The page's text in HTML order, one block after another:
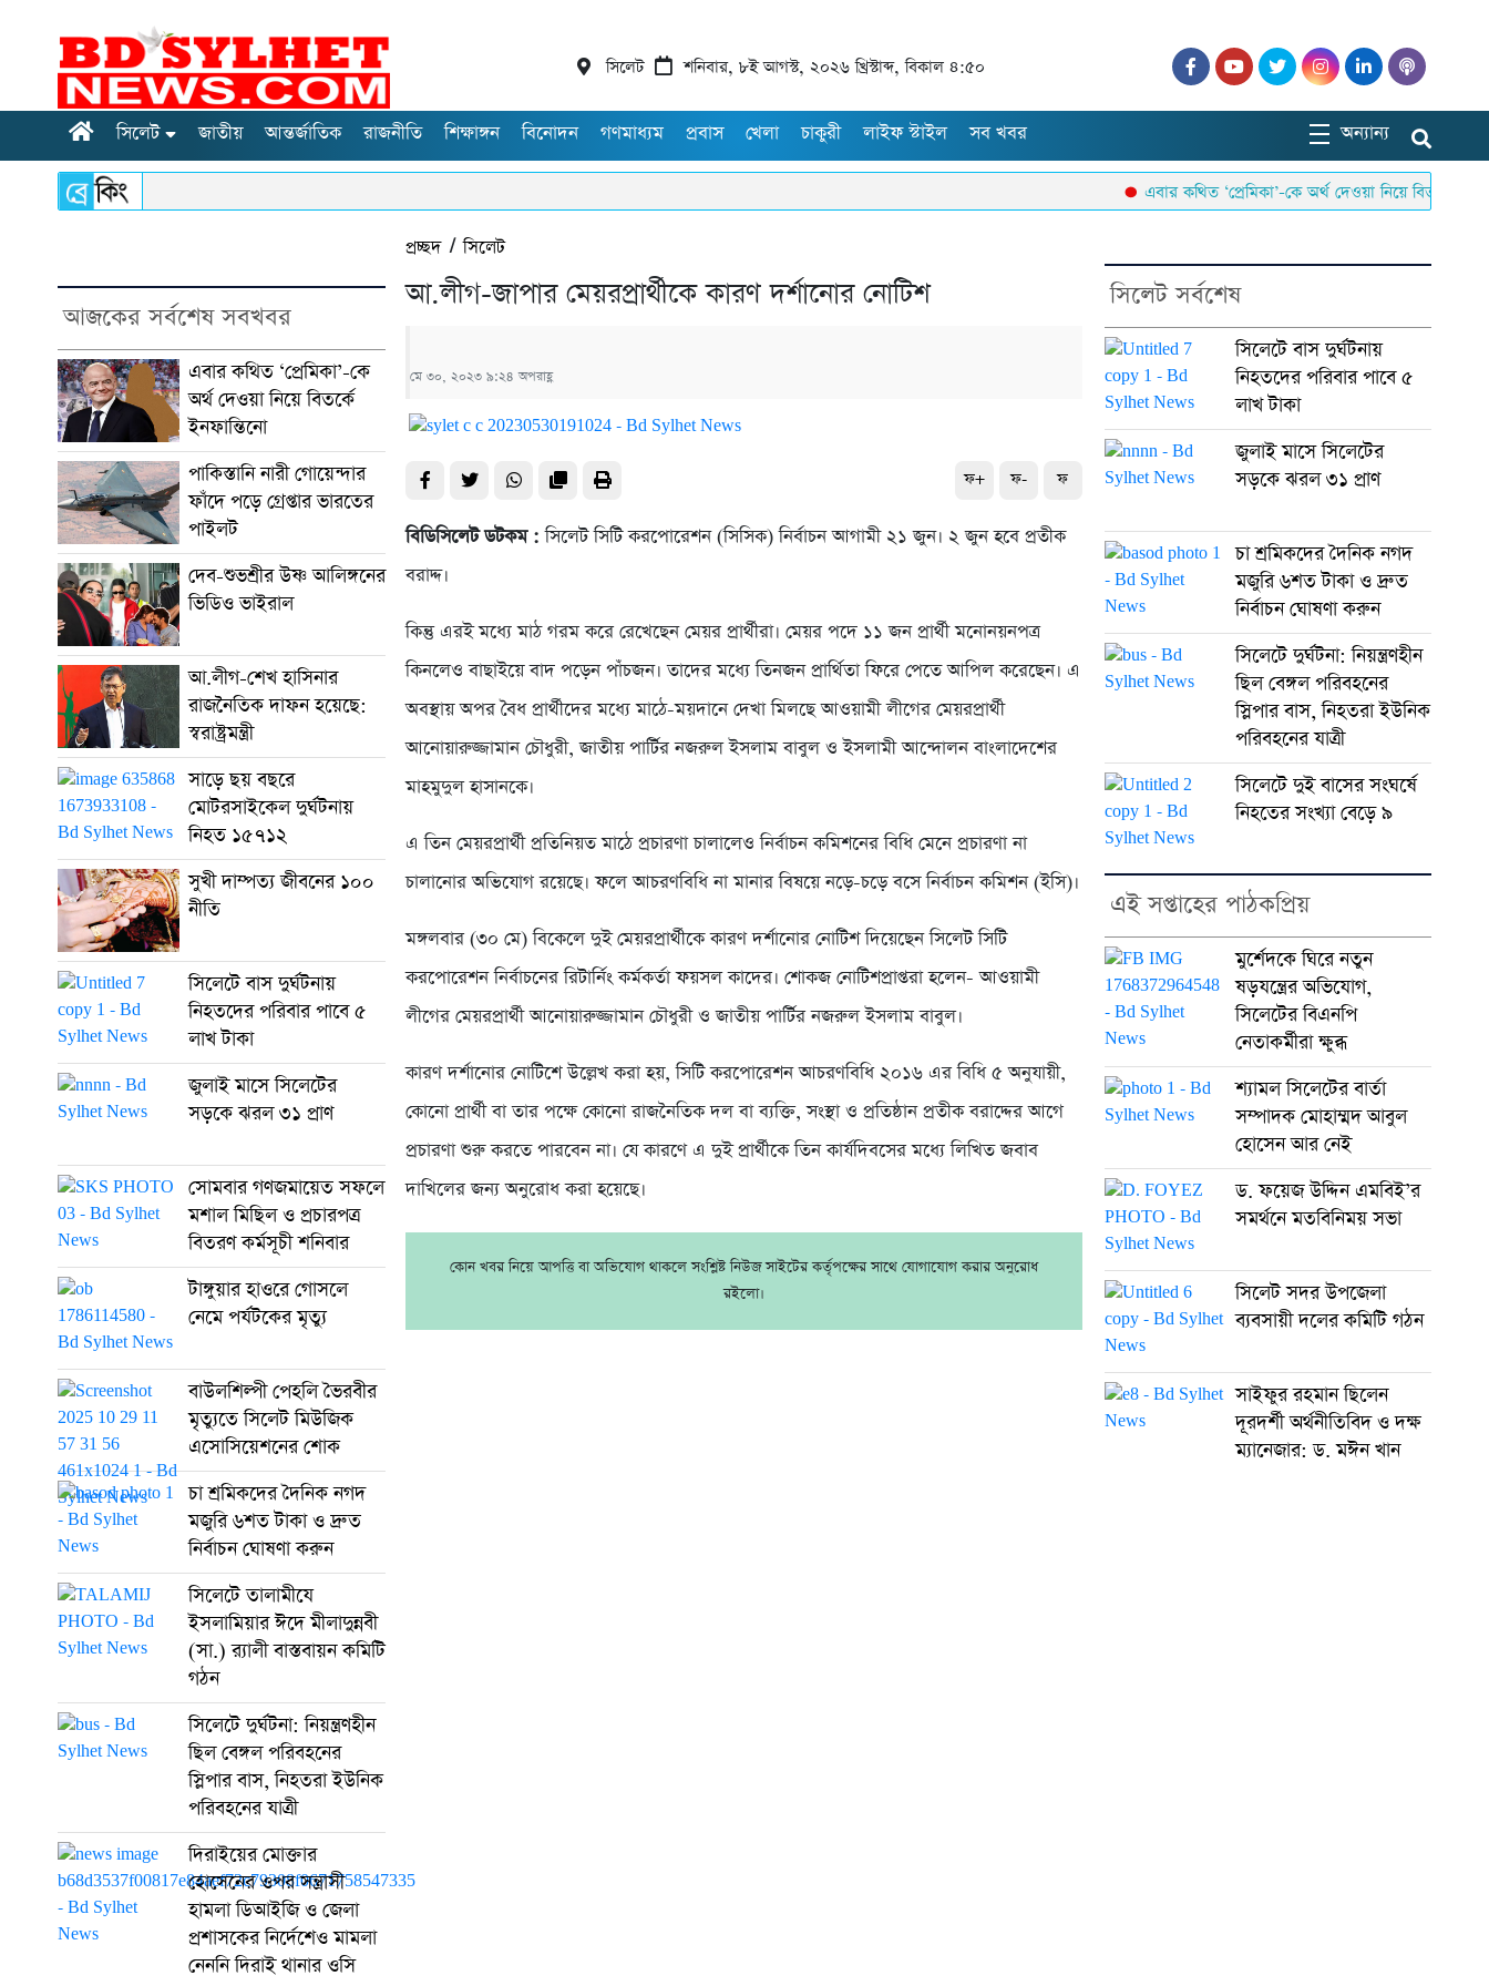
সিলেট শনিবার, ৮ই আগস্ট, ২০২৬ খ্রিস্টাব্দ, বিকাল ৪:৫০
সিলেট জাতীয় আন্তর্জাতিক রাজনীতি শিক্ষাঙ্গন বিনোদন গণমাধ্যম প্রবাস খেলা চাকুরী লাইফ স্টাইল সব খবর অন্যান্য
এবার কথিত ‘প্রেমিকা’-কে অর্থ দেওয়া নিয়ে বিতর্কে
আজকের সর্বশেষ সবখবর
এবার কথিত ‘প্রেমিকা’-কে
অর্থ দেওয়া নিয়ে বিতর্কে
ইনফান্তিনো
পাকিস্তানি নারী গোয়েন্দার
ফাঁদে পড়ে গ্রেপ্তার ভারতের
পাইলট
দেব-শুভশ্রীর উষ্ণ আলিঙ্গনের
ভিডিও ভাইরাল
আ.লীগ-শেখ হাসিনার
রাজনৈতিক দাফন হয়েছে:
স্বরাষ্ট্রমন্ত্রী
সাড়ে ছয় বছরে
মোটরসাইকেল দুর্ঘটনায়
নিহত ১৫৭১২
সুখী দাম্পত্য জীবনের ১০০
নীতি
সিলেটে বাস দুর্ঘটনায়
নিহতদের পরিবার পাবে ৫
লাখ টাকা
জুলাই মাসে সিলেটের
সড়কে ঝরল ৩১ প্রাণ
সোমবার গণজমায়েত সফলে
মশাল মিছিল ও প্রচারপত্র
বিতরণ কর্মসূচী শনিবার
টাঙ্গুয়ার হাওরে গোসলে
নেমে পর্যটকের মৃত্যু
বাউলশিল্পী পেহলি ভৈরবীর
মৃত্যুতে সিলেট মিউজিক
এসোসিয়েশনের শোক
চা শ্রমিকদের দৈনিক নগদ
মজুরি ৬শত টাকা ও দ্রুত
নির্বাচন ঘোষণা করুন
সিলেটে তালামীযে
ইসলামিয়ার ঈদে মীলাদুন্নবী
(সা.) র‌্যালী বাস্তবায়ন কমিটি
গঠন
সিলেটে দুর্ঘটনা: নিয়ন্ত্রণহীন
ছিল বেঙ্গল পরিবহনের
স্লিপার বাস, নিহতরা ইউনিক
পরিবহনের যাত্রী
দিরাইয়ের মোক্তার
হোসেনের ওপর সন্ত্রাসী
হামলা ডিআইজি ও জেলা
প্রশাসকের নির্দেশেও মামলা
নেননি দিরাই থানার ওসি
প্রচ্ছদ/সিলেট
আ.লীগ-জাপার মেয়রপ্রার্থীকে কারণ দর্শানোর নোটিশ
মে ৩০, ২০২৩ ৯:২৪ অপরাহ্ণ
ফ+ ফ- ফ
বিডিসিলেট ডটকম : সিলেট সিটি করপোরেশন (সিসিক) নির্বাচন আগামী ২১ জুন। ২ জুন হবে প্রতীক
বরাদ্দ।
কিন্তু এরই মধ্যে মাঠ গরম করে রেখেছেন মেয়র প্রার্থীরা। মেয়র পদে ১১ জন প্রার্থী মনোনয়নপত্র
কিনলেও বাছাইয়ে বাদ পড়েন পাঁচজন। তাদের মধ্যে তিনজন প্রার্থিতা ফিরে পেতে আপিল করেছেন। এ
অবস্থায় অপর বৈধ প্রার্থীদের মধ্যে মাঠে-ময়দানে দেখা মিলছে আওয়ামী লীগের মেয়রপ্রার্থী
আনোয়ারুজ্জামান চৌধুরী, জাতীয় পার্টির নজরুল ইসলাম বাবুল ও ইসলামী আন্দোলন বাংলাদেশের
মাহমুদুল হাসানকে।
এ তিন মেয়রপ্রার্থী প্রতিনিয়ত মাঠে প্রচারণা চালালেও নির্বাচন কমিশনের বিধি মেনে প্রচারণা না
চালানোর অভিযোগ রয়েছে। ফলে আচরণবিধি না মানার বিষয়ে নড়ে-চড়ে বসে নির্বাচন কমিশন (ইসি)।
মঙ্গলবার (৩০ মে) বিকেলে দুই মেয়রপ্রার্থীকে কারণ দর্শানোর নোটিশ দিয়েছেন সিলেট সিটি
করপোরেশন নির্বাচনের রিটার্নিং কর্মকর্তা ফয়সল কাদের। শোকজ নোটিশপ্রাপ্তরা হলেন- আওয়ামী
লীগের মেয়রপ্রার্থী আনোয়ারুজ্জামান চৌধুরী ও জাতীয় পার্টির নজরুল ইসলাম বাবুল।
কারণ দর্শানোর নোটিশে উল্লেখ করা হয়, সিটি করপোরেশন আচরণবিধি ২০১৬ এর বিধি ৫ অনুযায়ী,
কোনো প্রার্থী বা তার পক্ষে কোনো রাজনৈতিক দল বা ব্যক্তি, সংস্থা ও প্রতিষ্ঠান প্রতীক বরাদ্দের আগে
প্রচারণা শুরু করতে পারবেন না। যে কারণে এ দুই প্রার্থীকে তিন কার্যদিবসের মধ্যে লিখিত জবাব
দাখিলের জন্য অনুরোধ করা হয়েছে।
কোন খবর নিয়ে আপত্তি বা অভিযোগ থাকলে সংশ্লিষ্ট নিউজ সাইটের কর্তৃপক্ষের সাথে যোগাযোগ করার অনুরোধ
রইলো।
সিলেট সর্বশেষ
সিলেটে বাস দুর্ঘটনায়
নিহতদের পরিবার পাবে ৫
লাখ টাকা
জুলাই মাসে সিলেটের
সড়কে ঝরল ৩১ প্রাণ
চা শ্রমিকদের দৈনিক নগদ
মজুরি ৬শত টাকা ও দ্রুত
নির্বাচন ঘোষণা করুন
সিলেটে দুর্ঘটনা: নিয়ন্ত্রণহীন
ছিল বেঙ্গল পরিবহনের
স্লিপার বাস, নিহতরা ইউনিক
পরিবহনের যাত্রী
সিলেটে দুই বাসের সংঘর্ষে
নিহতের সংখ্যা বেড়ে ৯
এই সপ্তাহের পাঠকপ্রিয়
মুর্শেদকে ঘিরে নতুন
ষড়যন্ত্রের অভিযোগ,
সিলেটের বিএনপি
নেতাকর্মীরা ক্ষুব্ধ
শ্যামল সিলেটের বার্তা
সম্পাদক মোহাম্মদ আবুল
হোসেন আর নেই
ড. ফয়েজ উদ্দিন এমবিই’র
সমর্থনে মতবিনিময় সভা
সিলেট সদর উপজেলা
ব্যবসায়ী দলের কমিটি গঠন
সাইফুর রহমান ছিলেন
দূরদর্শী অর্থনীতিবিদ ও দক্ষ
ম্যানেজার: ড. মঈন খান